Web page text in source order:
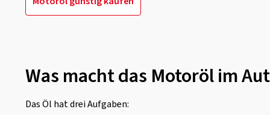
Was macht das Motoröl im
Das Öl hat drei Aufgaben: